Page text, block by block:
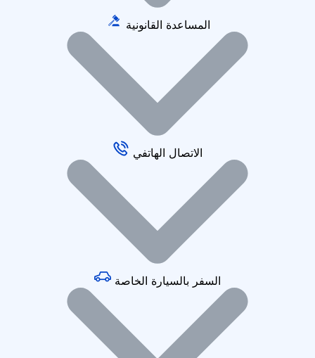
المساعدة القانونية
الاتصال الهاتفي
السفر بالسيارة الخاصة